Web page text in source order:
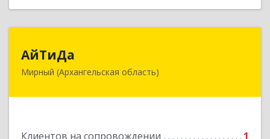
АйТиДа
Мирный (Архангельская область)
Клиентов на сопровождении 1
164170, Архангельская обл, Мирный г,